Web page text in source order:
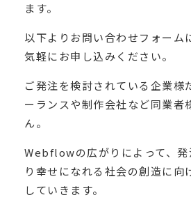
ます。
以下よりお問い合わせフォーム
気軽にお申し込みください。
ご発注を検討されている企業様
ーランスや制作会社など同業者
ん。
Webflowの広がりによって、発
り幸せになれる社会の創造に向
していきます。